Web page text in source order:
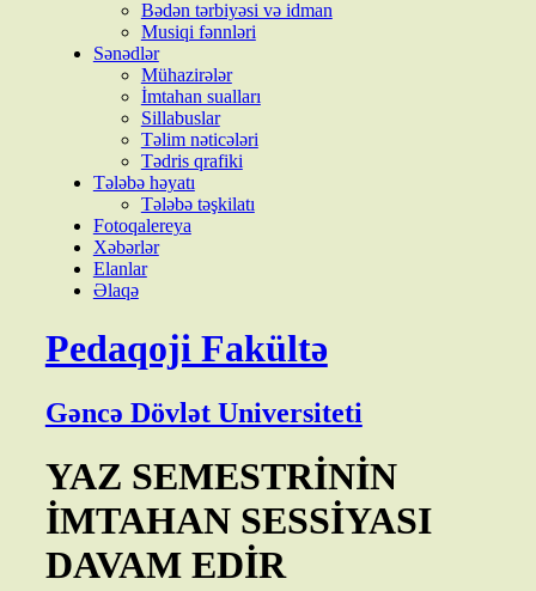
Bədən tərbiyəsi və idman
Musiqi fənnləri
Sənədlər
Mühazirələr
İmtahan sualları
Sillabuslar
Təlim nəticələri
Tədris qrafiki
Tələbə həyatı
Tələbə təşkilatı
Fotoqalereya
Xəbərlər
Elanlar
Əlaqə
Pedaqoji Fakültə
Gəncə Dövlət Universiteti
YAZ SEMESTRİNİN
İMTAHAN SESSİYASI
DAVAM EDİR